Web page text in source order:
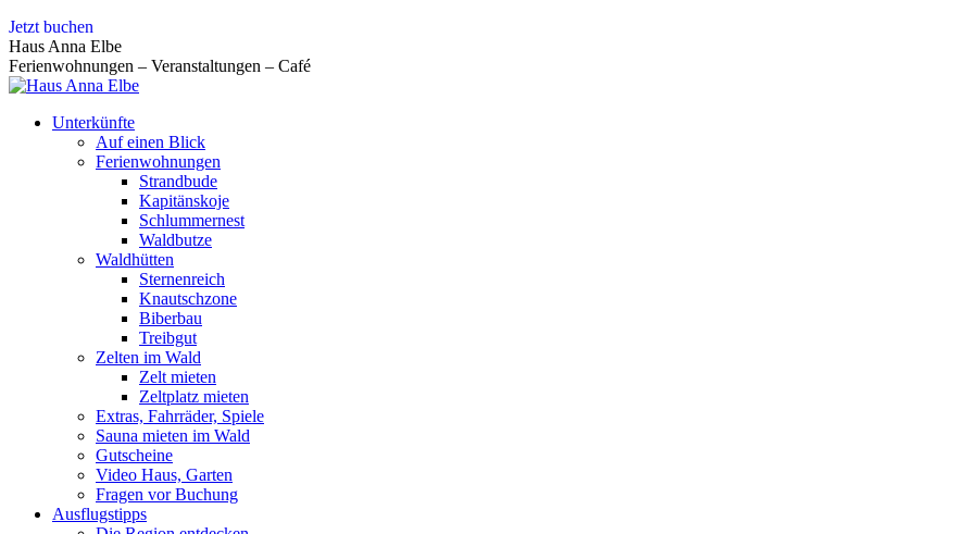
Zum
Inhalt
springen
Jetzt buchen
Haus Anna Elbe
Ferienwohnungen – Veranstaltungen – Café
Unterkünfte
Auf einen Blick
Ferienwohnungen
Strandbude
Kapitänskoje
Schlummernest
Waldbutze
Waldhütten
Sternenreich
Knautschzone
Biberbau
Treibgut
Zelten im Wald
Zelt mieten
Zeltplatz mieten
Extras, Fahrräder, Spiele
Sauna mieten im Wald
Gutscheine
Video Haus, Garten
Fragen vor Buchung
Ausflugstipps